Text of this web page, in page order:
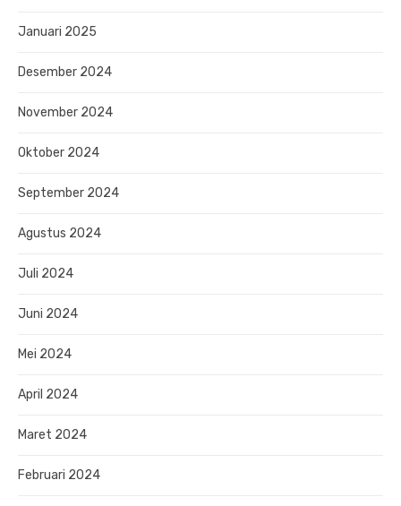
Januari 2025
Desember 2024
November 2024
Oktober 2024
September 2024
Agustus 2024
Juli 2024
Juni 2024
Mei 2024
April 2024
Maret 2024
Februari 2024